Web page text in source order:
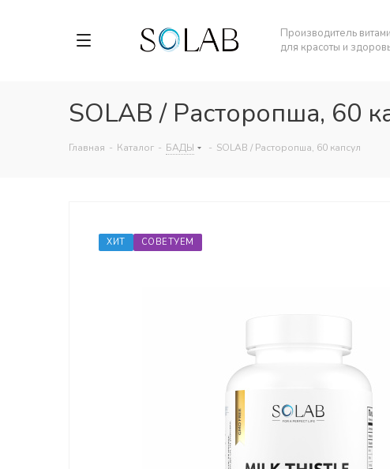
Производитель
для красоты и
SOLAB / Расторопша, 60
Главная - Каталог - БАДЫ - SOLAB / Расторопша, 60 капсул
ХИТ СОВЕТУЕМ